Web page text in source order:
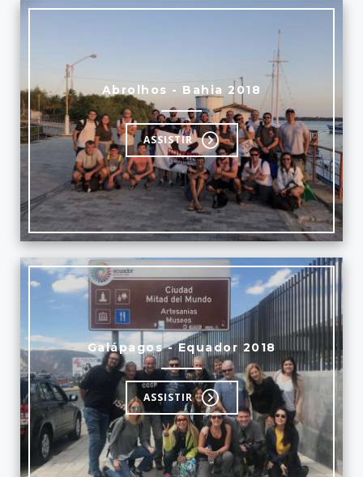
Abrolhos - Bahia 2018
ASSISTIR
Galápagos - Equador 2018
ASSISTIR